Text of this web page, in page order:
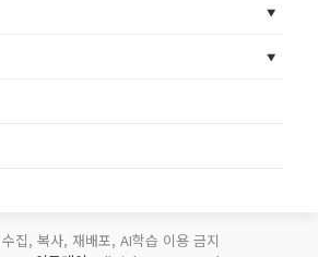
집, 복사, 재배포, AI학습 이용 금지